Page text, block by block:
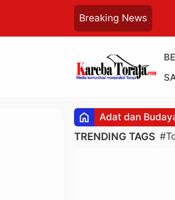
Breaking News
home Adat dan
TRENDING TAGS